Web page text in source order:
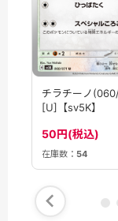
チラチーノ
[U]【sv5K】
50円(税込)
在庫数： 54